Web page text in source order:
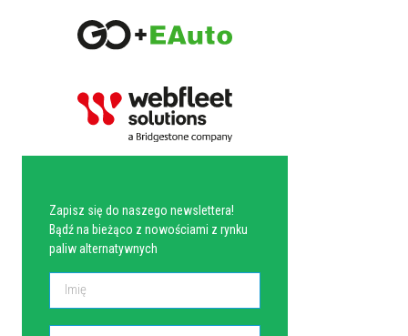
Zapisz się do naszego newslettera!
Bądź na bieżąco z nowościami z rynku
paliw alternatywnych